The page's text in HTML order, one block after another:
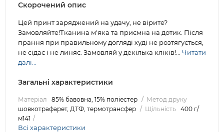
Скорочений опис
Цей принт заряджений на удачу, не вірите?
Замовляйте!Тканина м'яка та приємна на дотик. Після
прання при правильному догляді худі не розтягується,
не сідає і не линяє. Замовляй у декілька кліків!... Читати
далі...
Загальні характеристики
Матеріал 85% бавовна, 15% поліестер
Метод друку
шовкотрафарет, ДТФ, термотрансфер
Щільність 400 г/
м141
Всі характеристики